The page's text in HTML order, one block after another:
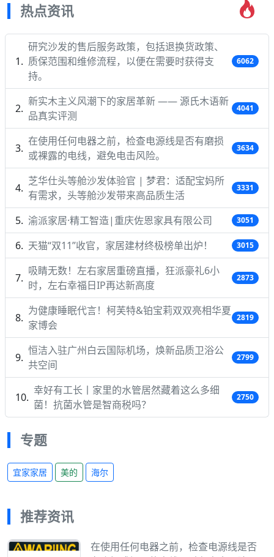
热点资讯
研究沙发的售后服务政策，包括退换货政策、
质保范围和维修流程，以便在需要时获得支
持。
6062
新实木主义风潮下的家居革新 —— 源氏木语新
品真实评测
4041
在使用任何电器之前，检查电源线是否有磨损
或裸露的电线，避免电击风险。
3634
芝华仕头等舱沙发体验官 | 梦君：适配宝妈所
有需求，头等舱沙发带来高品质生活
3331
渝派家居·精工智造|重庆佐恩家具有限公司 3051
天猫“双11”收官，家居建材终极榜单出炉！ 3015
吸睛无数！左右家居重磅直播，狂派豪礼6小
时，左右幸福日IP再达新高度
2873
为健康睡眠代言！柯芙特&铂宝莉双双亮相华夏
家博会
2819
恒洁入驻广州白云国际机场，焕新品质卫浴公
共空间
2799
幸好有工长丨家里的水管居然藏着这么多细
菌！抗菌水管是智商税吗？
2750
专题
宜家家居 美的 海尔
推荐资讯
在使用任何电器之前，检查电源线是否